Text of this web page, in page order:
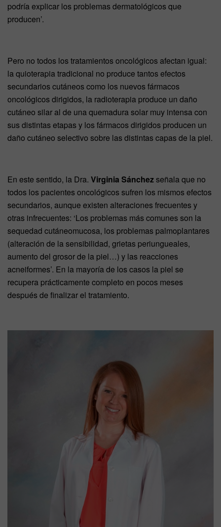
podría explicar los problemas dermatológicos que
producen’.
Pero no todos los tratamientos oncológicos afectan igual:
la quioterapia tradicional no produce tantos efectos
secundarios cutáneos como los nuevos fármacos
oncológicos dirigidos, la radioterapia produce un daño
cutáneo silar al de una quemadura solar muy intensa con
sus distintas etapas y los fármacos dirigidos producen un
daño cutáneo selectivo sobre las distintas capas de la piel.
En este sentido, la Dra. Virginia Sánchezseñala que no
todos los pacientes oncológicos sufren los mismos efectos
secundarios, aunque existen alteraciones frecuentes y
otras infrecuentes: ‘Los problemas más comunes son la
sequedad cutáneomucosa, los problemas palmoplantares
(alteración de la sensibilidad, grietas periungueales,
aumento del grosor de la piel…) y las reacciones
acneiformes’. En la mayoría de los casos la piel se
recupera prácticamente completo en pocos meses
después de finalizar el tratamiento.